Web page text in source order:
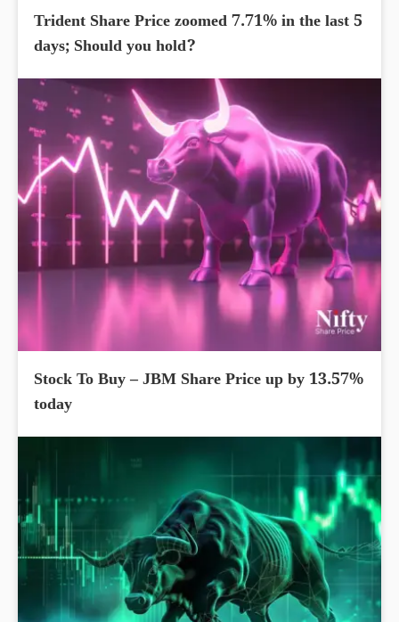
Trident Share Price zoomed 7.71% in the last 5
days; Should you hold?
Stock To Buy – JBM Share Price up by 13.57%
today